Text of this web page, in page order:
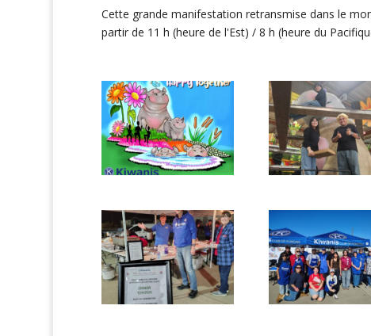
Cette grande manifestation retransmise dans le
partir de 11 h (heure de l'Est) / 8 h (heure du